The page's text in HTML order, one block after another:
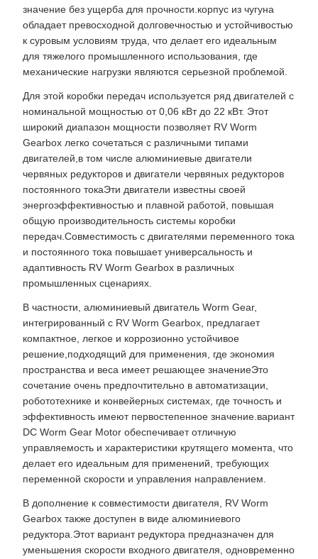
значение без ущерба для прочности.корпус из чугуна
обладает превосходной долговечностью и устойчивостью
к суровым условиям труда, что делает его идеальным
для тяжелого промышленного использования, где
механические нагрузки являются серьезной проблемой.
Для этой коробки передач используется ряд двигателей с
номинальной мощностью от 0,06 кВт до 22 кВт. Этот
широкий диапазон мощности позволяет RV Worm
Gearbox легко сочетаться с различными типами
двигателей,в том числе алюминиевые двигатели
червяных редукторов и двигатели червяных редукторов
постоянного токаЭти двигатели известны своей
энергоэффективностью и плавной работой, повышая
общую производительность системы коробки
передач.Совместимость с двигателями переменного тока
и постоянного тока повышает универсальность и
адаптивность RV Worm Gearbox в различных
промышленных сценариях.
В частности, алюминиевый двигатель Worm Gear,
интегрированный с RV Worm Gearbox, предлагает
компактное, легкое и коррозионно устойчивое
решение,подходящий для применения, где экономия
пространства и веса имеет решающее значениеЭто
сочетание очень предпочтительно в автоматизации,
робототехнике и конвейерных системах, где точность и
эффективность имеют первостепенное значение.вариант
DC Worm Gear Motor обеспечивает отличную
управляемость и характеристики крутящего момента, что
делает его идеальным для применений, требующих
переменной скорости и управления направлением.
В дополнение к совместимости двигателя, RV Worm
Gearbox также доступен в виде алюминиевого
редуктора.Этот вариант редуктора предназначен для
уменьшения скорости входного двигателя, одновременно